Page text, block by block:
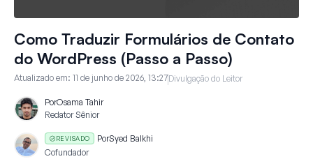
Como Traduzir Formulários de Contato
do WordPress (Passo a Passo)
Atualizado em: 11 de junho de 2026, 13:27Divulgação do Leitor
PorOsama Tahir
Redator Sênior
REVISADO PorSyed Balkhi
Cofundador